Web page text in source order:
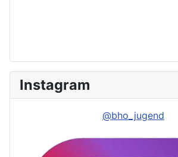
Instagram
@bho_jugend